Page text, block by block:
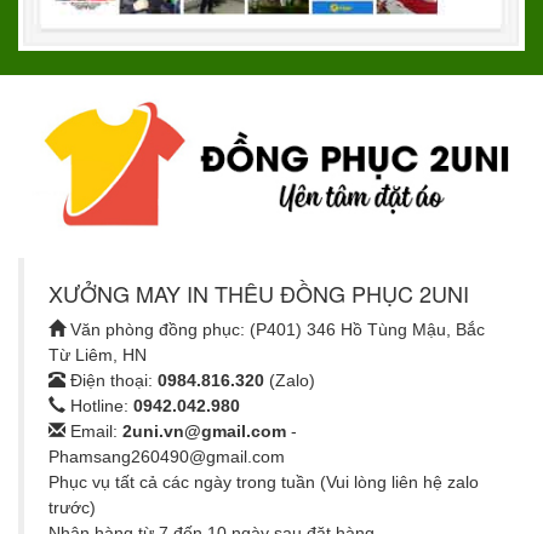
XƯỞNG MAY IN THÊU ĐỒNG PHỤC 2UNI
Văn phòng đồng phục: (P401) 346 Hồ Tùng Mậu, Bắc
Từ Liêm, HN
Điện thoại: 0984.816.320 (Zalo)
Hotline: 0942.042.980
Email: 2uni.vn@gmail.com -
Phamsang260490@gmail.com
Phục vụ tất cả các ngày trong tuần (Vui lòng liên hệ zalo
trước)